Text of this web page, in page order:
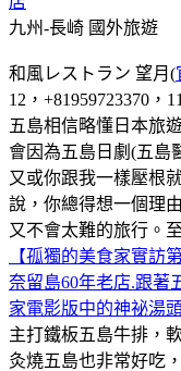
九州-長崎 國外旅遊
和風レストラン 望月(
12，+81959723370，
五島相信略懂日本旅
會因為五島日劇(五島
又或你跟我一樣壓根
說，你總得想一個理
又不會太難的旅行。
【孤獨的美食家實訪
奈留島60年老店.跟著
家電影版中的神祕湯頭
主打鐵板五島牛排，
灸燒五島也非常好吃